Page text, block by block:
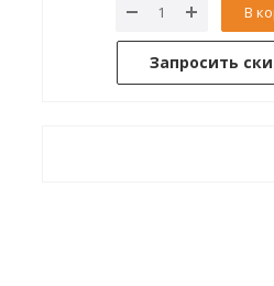
В
Запросить